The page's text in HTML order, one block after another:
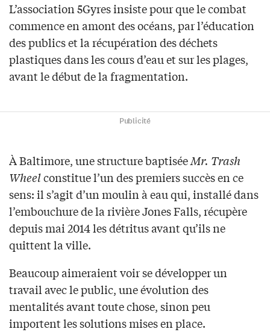
L’association 5Gyres insiste pour que le combat
commence en amont des océans, par l’éducation
des publics et la récupération des déchets
plastiques dans les cours d’eau et sur les plages,
avant le début de la fragmentation.
Publicité
À Baltimore, une structure baptiséeMr. Trash
Wheelconstitue l’un des premiers succès en ce
sens: il s’agit d’un moulin à eau qui, installé dans
l’embouchure de la rivière Jones Falls, récupère
depuis mai 2014 les détritus avant qu’ils ne
quittent la ville.
Beaucoup aimeraient voir se développer un
travail avec le public, une évolution des
mentalités avant toute chose, sinon peu
importent les solutions mises en place.